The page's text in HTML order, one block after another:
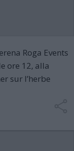
Roga Events
ore 12, alla
sur l’herbe